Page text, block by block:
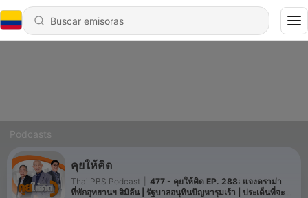
Podcasts
คุยให้คิด
Thai PBS Podcast
477 - คุยให้คิด EP. 288: แจงดราม่า
ที่พักอุทยานฯ สิมิลัน | รัฐบาลอนุทินปัญหารุมเร้า | ประเด็นที่จะขัด